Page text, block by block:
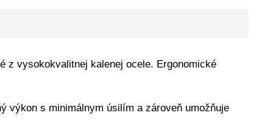
z vysokokvalitnej kalenej ocele. Ergonomické
výkon s minimálnym úsilím a zároveň umožňuje